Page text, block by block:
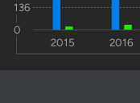
2015 2016
136
0